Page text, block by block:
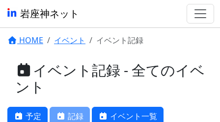
岩座神ネット
HOME イベント イベント記録
イベント記録 - 全てのイベ
ント
予定 記録 イベント一覧